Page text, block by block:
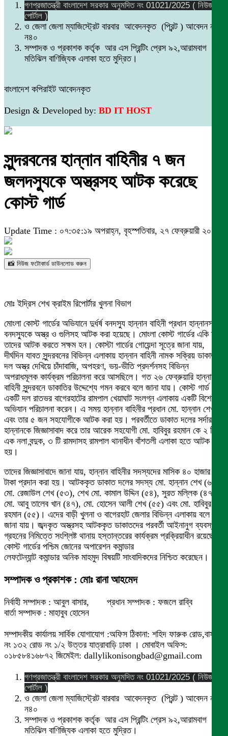
গণপ্রজাতন্ত্রী বাংলাদেশ সরকার অনুমদিত নং 01021/2025 ( নিউজ
পোর্টাল )
ও জেলা জেলা ম্যাজিস্ট্রেট বারবার আবেদনকৃত (প্রিন্ট ) আবেদন নং
ন৪০
সম্পাদক ও প্রকাশক কর্তৃক আর এস প্রিন্টিং প্রেস ৯২,আরামবাগ
মতিঝিল বাণিজ্যিক এলাকা হতে মুদ্রিত।
বাংলাদেশ কপিরাইট আবেদনকৃত
Design & Developed by: BD IT HOST
সুন্দরবনের হান্নান বাহিনীর ৭ জন
জলদস্যুকে অস্ত্রসহ আটক করেছে
কোস্ট গার্ড
Update Time : ০৭:৩৫:১৯ অপরাহ্ন, বৃহস্পতিবার, ২৭ ফেব্রুয়ারী ২০২৫
📸 নিউজ ফটোকার্ড ডাউনলোড করুন
মোঃ ইদ্রিস শেখ ক্রাইম রিপোর্টার খুলনা বিভাগ
মোংলা কোস্ট গার্ডের অভিযানে দুর্ধর্ষ বনদস্যু হান্নান বাহিনী প্রধান হান্নানসহ ৭
বনদস্যুকে অস্ত্র ও গুলিসহ আটক করা হয়েছে। মোংলা কোস্ট গার্ডের একি দল
তাদের আটক করতে সক্ষম হন। কোস্টা গার্ডের গোয়েন্দা সূত্রে জানা যায়,
দীর্ঘদিন যাবত সুন্দরবনের বিভিন্ন এলাকায় হান্নান বাহিনী নামক সক্রিয় ডাকাত
দল অস্ত্র দেখিয়ে চাঁদাবাজি, অপহরণ, ভয়-ভীতি প্রদর্শনসহ বিভিন্ন
অপরাধমূলক কার্যক্রম পরিচালনা করে আসছিলে। গত ২৬ ফেব্রুয়ারি হান্নান
বাহিনী সুন্দরবনে ডাকাতির উদ্দেশ্যে গমন করবে বলে জানা যায়। কোস্ট গার্ড
একটি দল রাতভর বাগেরহাটের রামপাল খেয়াঘাট সংলগ্ন এলাকায় একটি বিশেষ
অভিযান পরিচালনা করেন। এ সময় হান্নান বাহিনীর প্রধান মো. হান্নান শেখ
এবং তার ৫ জন সহযোগীকে আটক করা হয়। পরবর্তীতে ডাকাত দলের সর্দার
হান্নানকে জিজ্ঞাসাবাদ করে তার আরেক সহযোগী মো. হাবিবুর রহমান কে ২ টি
এক নলা বন্দুক, ৩ টি রামদাসহ রামপাল থানাধীন বাঁশতলী এলাকা হতে আটক করা
হয়।
তাদের জিজ্ঞাসাবাদে জানা যায়, হান্নান বাহিনীর সদস্যদের মাসিক ৪০ হাজার
টাকা প্রদান করা হয়। আটককৃত ডাকাত দলের সদস্য মো. হান্নান শেখ (৬৫),
মো. রেজাউল শেখ (৫৩), শেখ মো. কামাল উদ্দিন (৫৪), সুরত মল্লিক (৪৭),
মো. আবু তালেব খান (৪৭), মো. হোসেন আলী শেখ (৫৫) এবং মো. হাবিবুর
রহমান (৫৫)। এদের বাড়ী খুলনা ও বাগেরহাট জেলার বিভিন্ন এলাকায় বলে
জানা যায়। জব্দকৃত অস্ত্রসহ আটককৃত ডাকাতদের পরবর্তী আইনানুগ ব্যবস্থা
গ্রহনের নিমিত্তে সংশ্লিষ্ট থানায় হস্তান্তরের কার্যক্রম প্রক্রিয়াধীন রয়েছে।
কোস্ট গার্ডের পশ্চিম জোনের অপারেশন কমান্ডার
লেফটেন্যান্ট কমান্ডার অনিক মাহমুদ বিষয়টি সাংবাদিকদের নিশ্চিত করেছেন।
সম্পাদক ও প্রকাশক : মোঃ রানা আহমেদ
নির্বাহী সম্পাদক : আবুল বাসার, প্রধান সম্পাদক : ফজলে রাব্বি
বার্তা সম্পাদক : মাহাবুব হোসেন
সম্পাদকীয় কার্যালয় সার্বিক যোগাযোগ :অফিস ঠিকানা: শহিদ ফারুক রোড,বাসা
নং ১৩২ রোড নং ১/২ উত্তর যাত্রাবাড়ি ঢাকা । মোবাইল অফিস:
০১৮৫৮৪১৬৮৭২ জিমেইল: dallylikonisongbad@gmail.com
গণপ্রজাতন্ত্রী বাংলাদেশ সরকার অনুমদিত নং 01021/2025 ( নিউজ
পোর্টাল )
ও জেলা জেলা ম্যাজিস্ট্রেট বারবার আবেদনকৃত (প্রিন্ট ) আবেদন নং
ন৪০
সম্পাদক ও প্রকাশক কর্তৃক আর এস প্রিন্টিং প্রেস ৯২,আরামবাগ
মতিঝিল বাণিজ্যিক এলাকা হতে মুদ্রিত।